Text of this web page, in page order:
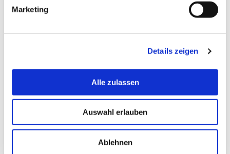
Marketing
Details zeigen
Alle zulassen
Auswahl erlauben
Ablehnen
genügt.
und Fieber. Die organische Verbindung der Wurzel wird als
Geschmack verantwortlich. Zudem hat eine ähnliche
Wirkung wie Acetylsalicylsäure (Aspirin). Es wird daher
auch manchmal als „Natur-Aspirin“ bezeichnet. Daher sind
bei Erkältungs- oder Grippesymptomen Ingwertees keine
schlechte Idee, sondern ein beliebtes Hausmittel.
Was sind die Vorteile der Ingwerreibe - Keramik